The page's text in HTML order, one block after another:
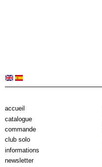
accueil
catalogue
commande
club solo
informations
newsletter